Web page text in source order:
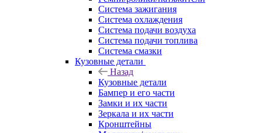
Система зажигания
Система охлаждения
Система подачи воздуха
Система подачи топлива
Система смазки
Кузовные детали
Назад
Кузовные детали
Бампер и его части
Замки и их части
Зеркала и их части
Кронштейны